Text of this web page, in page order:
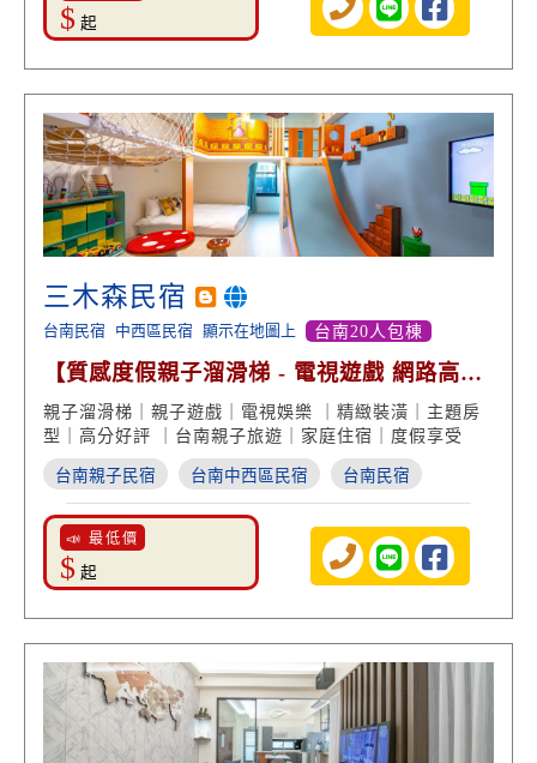
$ 起
三木森民宿
台南民宿 中西區民宿 顯示在地圖上 台南20人包棟
【質感度假親子溜滑梯 - 電視遊戲 網路高分
好評】
親子溜滑梯｜親子遊戲｜電視娛樂 ｜精緻裝潢｜主題房
型｜高分好評 ｜台南親子旅遊｜家庭住宿｜度假享受
台南親子民宿 台南中西區民宿 台南民宿
📣 最低價
$ 起